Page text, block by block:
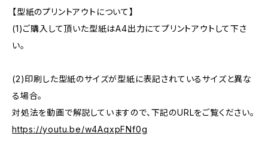
【型紙のプリントアウトについて】
(1)ご購入して頂いた型紙はA4出力にてプリントアウトして下さ
い。
(2)印刷した型紙のサイズが型紙に表記されているサイズと異な
る場合。
対処法を動画で解説していますので、下記のURLをご覧ください。
https://youtu.be/w4AqxpFNf0g